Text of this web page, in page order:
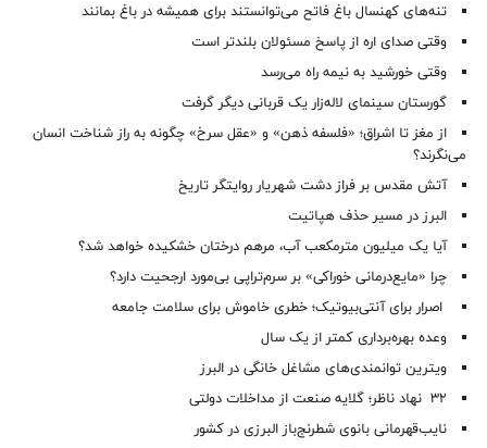
تنه‌های کهنسال باغ فاتح می‌توانستند برای همیشه در باغ بمانند
وقتی صدای اره از پاسخ مسئولان بلندتر است
وقتی خورشید به نیمه راه می‌رسد
گورستان سینمای لاله‌زار یک قربانی دیگر گرفت
از مغز تا اشراق؛ «فلسفه ذهن» و «عقل سرخ» چگونه به راز شناخت انسان
می‌نگرند؟
آتش مقدس بر فراز دشت شهریار روایتگر تاریخ
البرز در مسیر حذف هپاتیت
آیا یک میلیون مترمکعب آب، مرهم درختان خشکیده خواهد شد؟
چرا «مایع‌درمانی خوراکی» بر سرم‌تراپی بی‌مورد ارجحیت دارد؟
اصرار برای آنتی‌بیوتیک؛ خطری خاموش برای سلامت جامعه
وعده بهره‌برداری کمتر از یک سال
ویترین توانمندی‌های مشاغل خانگی در البرز
۳۲ نهاد ناظر؛ گلایه صنعت از مداخلات دولتی
نایب‌قهرمانی بانوی شطرنج‌باز البرزی در کشور